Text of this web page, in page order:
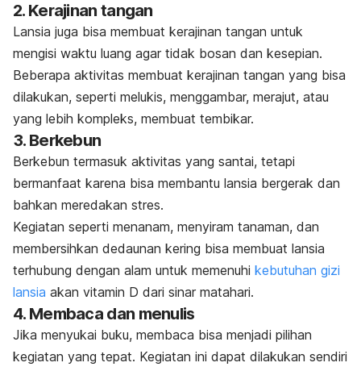
2. Kerajinan tangan
Lansia juga bisa membuat kerajinan tangan untuk
mengisi waktu luang agar tidak bosan dan kesepian.
Beberapa aktivitas membuat kerajinan tangan yang bisa
dilakukan, seperti melukis, menggambar, merajut, atau
yang lebih kompleks, membuat tembikar.
3. Berkebun
Berkebun termasuk aktivitas yang santai, tetapi
bermanfaat karena bisa membantu lansia bergerak dan
bahkan meredakan stres.
Kegiatan seperti menanam, menyiram tanaman, dan
membersihkan dedaunan kering bisa membuat lansia
terhubung dengan alam untuk memenuhi kebutuhan gizi
lansia akan vitamin D dari sinar matahari.
4. Membaca dan menulis
Jika menyukai buku, membaca bisa menjadi pilihan
kegiatan yang tepat. Kegiatan ini dapat dilakukan sendiri